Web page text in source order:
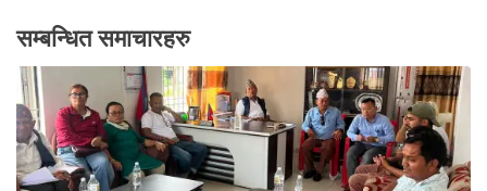
सम्बन्धित समाचारहरु